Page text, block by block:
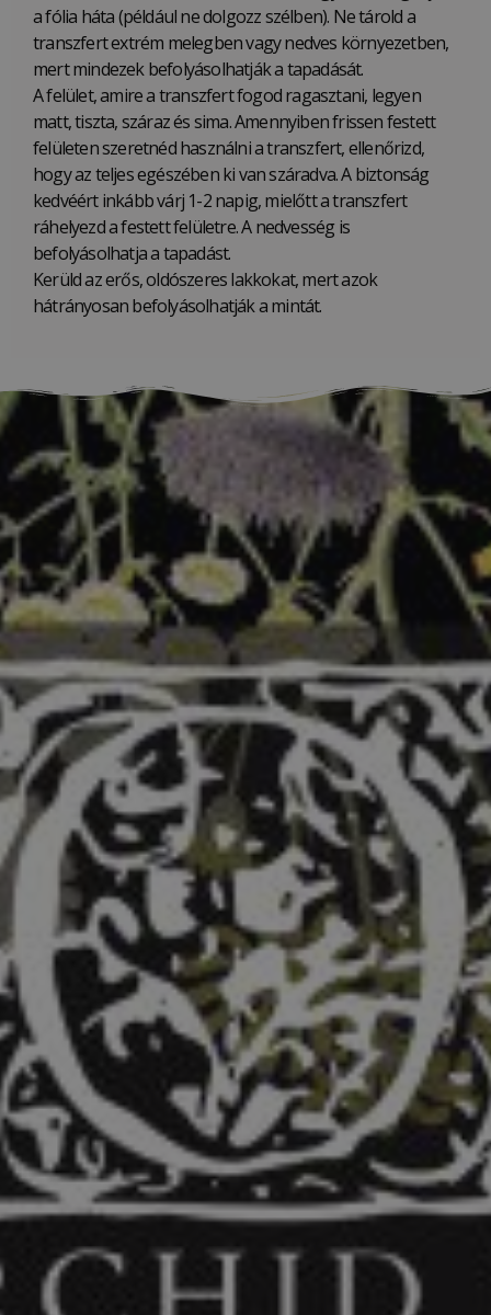
a fólia háta (például ne dolgozz szélben). Ne tárold a
transzfert extrém melegben vagy nedves környezetben,
mert mindezek befolyásolhatják a tapadását.
A felület, amire a transzfert fogod ragasztani, legyen
matt, tiszta, száraz és sima. Amennyiben frissen festett
felületen szeretnéd használni a transzfert, ellenőrizd,
hogy az teljes egészében ki van száradva. A biztonság
kedvéért inkább várj 1-2 napig, mielőtt a transzfert
ráhelyezd a festett felületre. A nedvesség is
befolyásolhatja a tapadást.
Kerüld az erős, oldószeres lakkokat, mert azok
hátrányosan befolyásolhatják a mintát.